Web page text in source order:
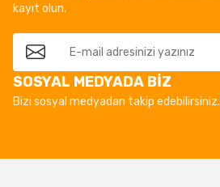
kayıt olun.
SOSYAL MEDYADA BİZ
Bizi sosyal medyadan takip edebilirsiniz.